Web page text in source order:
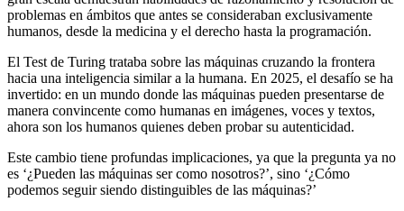
problemas en ámbitos que antes se consideraban exclusivamente
humanos, desde la medicina y el derecho hasta la programación.
El Test de Turing trataba sobre las máquinas cruzando la frontera
hacia una inteligencia similar a la humana. En 2025, el desafío se ha
invertido: en un mundo donde las máquinas pueden presentarse de
manera convincente como humanas en imágenes, voces y textos,
ahora son los humanos quienes deben probar su autenticidad.
Este cambio tiene profundas implicaciones, ya que la pregunta ya no
es ‘¿Pueden las máquinas ser como nosotros?’, sino ‘¿Cómo
podemos seguir siendo distinguibles de las máquinas?’